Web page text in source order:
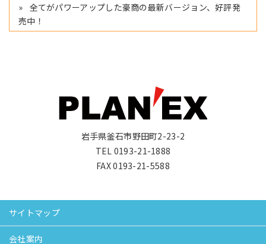
全てがパワーアップした豪商の最新バージョン、好評発
売中！
岩手県釜石市野田町2-23-2
TEL 0193-21-1888
FAX 0193-21-5588
サイトマップ
会社案内